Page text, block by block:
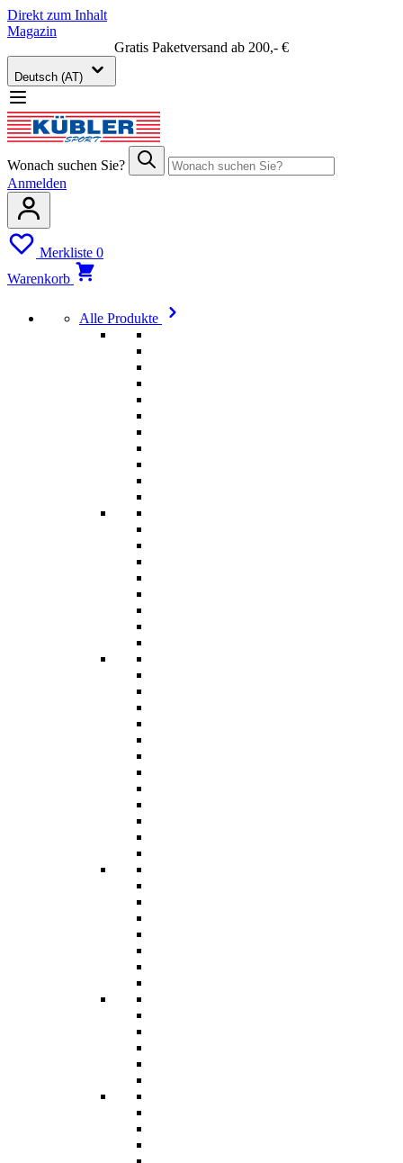
Direkt zum Inhalt
Magazin
Gratis Paketversand ab 200,- €
Deutsch (AT)
Wonach suchen Sie?
Anmelden
Merkliste 0
Warenkorb
Alle Produkte